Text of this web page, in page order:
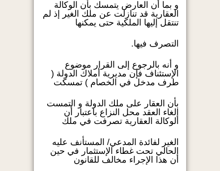
و بما أن العارض يتمسك بأن الوكالة
العقارية قد تنازلت عن ملك الغير إذ لم
تنتقل إليها الملكية حتى يمكنها
التصرف فيها.
و أنه بالرجوع إلى القرار موضوع
الإستئناف فإن مديرية أملاك الدولة (
طرف مدخل في الخصام ) تمسكت
بأن العقار على ملك الدولة و التمست
إلغاء العقد محل النزاع باعتبار أن
الوكالة العقارية تصرفت في ملك
الغير لفائدة المدعي/ المستأنف عليه
الحالي تحت غطاء الإستثمار في حين
أن هذا الإجراء مخالف للقانون